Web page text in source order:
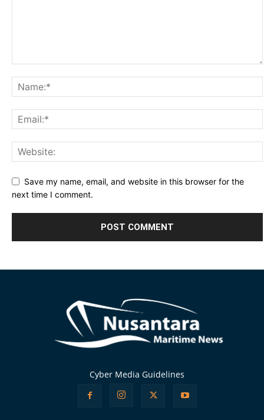
Save my name, email, and website in this browser for the
next time I comment.
Cyber Media Guidelines